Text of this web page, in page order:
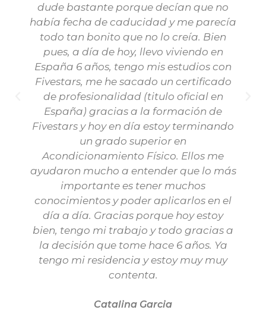
dude bastante porque decían que no
había fecha de caducidad y me parecía
todo tan bonito que no lo creía. Bien
pues, a día de hoy, llevo viviendo en
España 6 años, tengo mis estudios con
Fivestars, me he sacado un certificado
de profesionalidad (titulo oficial en
España) gracias a la formación de
Fivestars y hoy en día estoy terminando
un grado superior en
Acondicionamiento Físico. Ellos me
ayudaron mucho a entender que lo más
importante es tener muchos
conocimientos y poder aplicarlos en el
día a día. Gracias porque hoy estoy
bien, tengo mi trabajo y todo gracias a
la decisión que tome hace 6 años. Ya
tengo mi residencia y estoy muy muy
contenta.
Catalina Garcia